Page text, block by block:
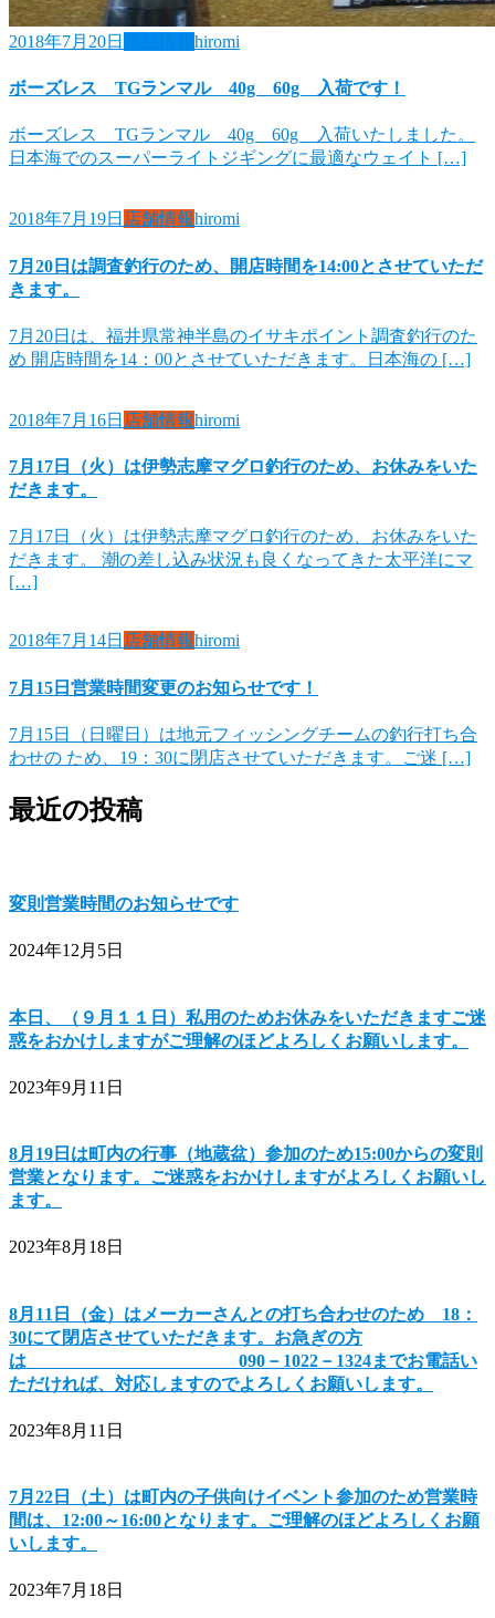
2018年7月20日 商品情報hiromi
ボーズレス TGランマル 40g 60g 入荷です！
ボーズレス TGランマル 40g 60g 入荷いたしました。
日本海でのスーパーライトジギングに最適なウェイト […]
2018年7月19日 店舗情報hiromi
7月20日は調査釣行のため、開店時間を14:00とさせていただ
きます。
7月20日は、福井県常神半島のイサキポイント調査釣行のた
め 開店時間を14：00とさせていただきます。日本海の […]
2018年7月16日 店舗情報hiromi
7月17日（火）は伊勢志摩マグロ釣行のため、お休みをいた
だきます。
7月17日（火）は伊勢志摩マグロ釣行のため、お休みをいた
だきます。 潮の差し込み状況も良くなってきた太平洋にマ
[…]
2018年7月14日 店舗情報hiromi
7月15日営業時間変更のお知らせです！
7月15日（日曜日）は地元フィッシングチームの釣行打ち合
わせの ため、19：30に閉店させていただきます。ご迷 […]
最近の投稿
変則営業時間のお知らせです
2024年12月5日
本日、（９月１１日）私用のためお休みをいただきますご迷
惑をおかけしますがご理解のほどよろしくお願いします。
2023年9月11日
8月19日は町内の行事（地蔵盆）参加のため15:00からの変則
営業となります。ご迷惑をおかけしますがよろしくお願いし
ます。
2023年8月18日
8月11日（金）はメーカーさんとの打ち合わせのため 18：
30にて閉店させていただきます。お急ぎの方
は 090－1022－1324までお電話い
ただければ、対応しますのでよろしくお願いします。
2023年8月11日
7月22日（土）は町内の子供向けイベント参加のため営業時
間は、12:00～16:00となります。ご理解のほどよろしくお願
いします。
2023年7月18日